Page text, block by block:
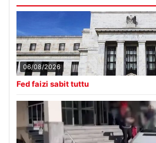
06/08/2026
Fed faizi sabit tuttu